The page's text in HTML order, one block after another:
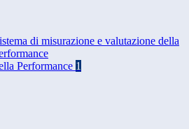
di misurazione e valutazione della
Performance 1